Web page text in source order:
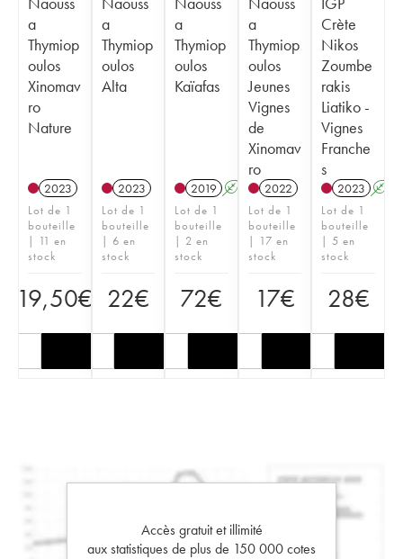
a
Thymiop
oulos
Xinomav
ro
Nature
2023
Lot de 1
bouteille
| 11 en
stock
19,50€
a
Thymiop
oulos
Alta
2023
Lot de 1
bouteille
| 6 en
stock
22€
a
Thymiop
oulos
Kaïafas
2019 A
Lot de 1
bouteille
| 2 en
stock
72€
a
Thymiop
oulos
Jeunes
Vignes
de
Xinomav
ro
2022
Lot de 1
bouteille
| 17 en
stock
17€
Crète
Nikos
Zoumbe
rakis
Liatiko -
Vignes
Franche
s
2023 A
Lot de 1
bouteille
| 5 en
stock
28€
Accès gratuit et illimité
aux statistiques de plus de 150 000 cotes